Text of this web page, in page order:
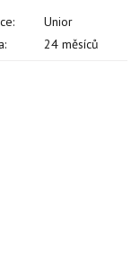
Unior
24 měsíců